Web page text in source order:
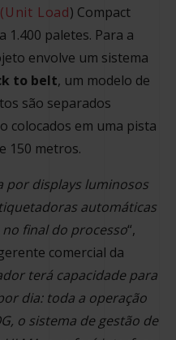
Load) Compact
1.400 paletes. Para a
envolve um sistema
to belt, um modelo de
são separados
colocados em uma pista
150 metros.
por displays luminosos
automáticas
final do processo“,
comercial da
terá capacidade para
dia: toda a operação
o sistema de gestão de